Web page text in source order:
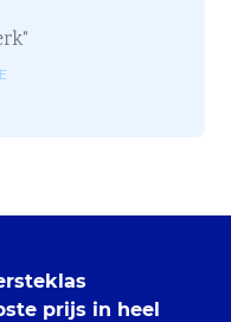
prijs in heel